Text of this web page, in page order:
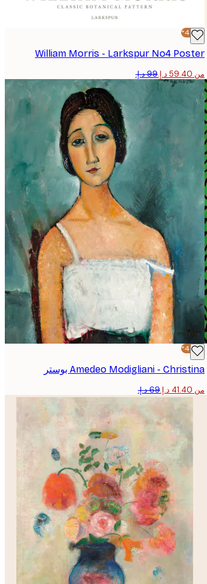
-40%*
William Morris - Larkspur No4 Poster
من ‏59.40 د.إ.‏
-40%*
Amedeo Modigliani - Christina بوستر
من ‏41.40 د.إ.‏